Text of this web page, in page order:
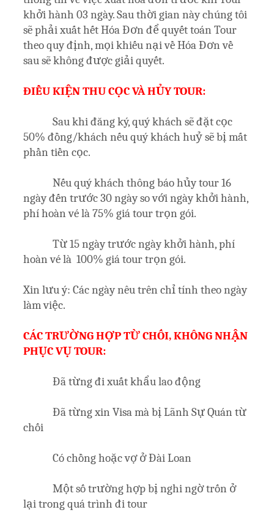
khởi hành 03 ngày. Sau thời gian này chúng tôi
sẽ phải xuất hết Hóa Đơn để quyết toán Tour
theo quy định, mọi khiếu nại về Hóa Đơn về
sau sẽ không được giải quyết.
ĐIỀU KIỆN THU CỌC VÀ HỦY TOUR:
Sau khi đăng ký, quý khách sẽ đặt cọc
50% đồng/khách nếu quý khách huỷ sẽ bị mất
phần tiền cọc.
Nếu quý khách thông báo hủy tour 16
ngày đến trước 30 ngày so với ngày khởi hành,
phí hoàn vé là 75% giá tour trọn gói.
Từ 15 ngày trước ngày khởi hành, phí
hoàn vé là 100% giá tour trọn gói.
Xin lưu ý: Các ngày nêu trên chỉ tính theo ngày
làm việc.
CÁC TRƯỜNG HỢP TỪ CHỐI, KHÔNG NHẬN
PHỤC VỤ TOUR:
Đã từng đi xuất khẩu lao động
Đã từng xin Visa mà bị Lãnh Sự Quán từ
chối
Có chồng hoặc vợ ở Đài Loan
Một số trường hợp bị nghi ngờ trốn ở
lại trong quá trình đi tour